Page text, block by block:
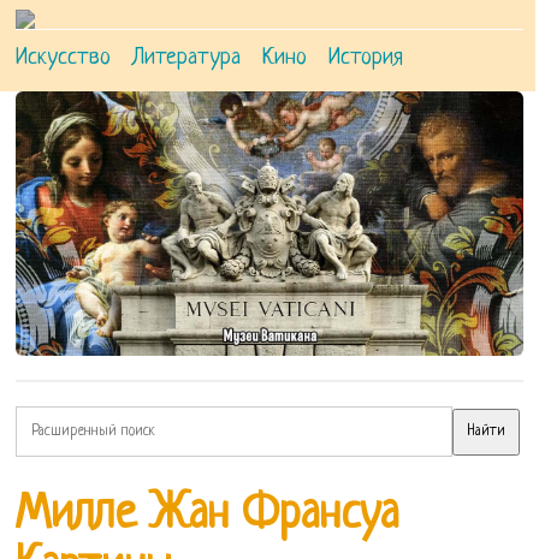
Искусство Литература Кино История
Милле Жан Франсуа